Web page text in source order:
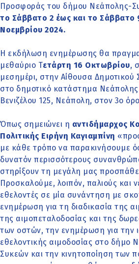
Προσφοράς του δήμου Νεάπολης-
το Σάββατο 2 έως και το Σάββατο
Νοεμβρίου 2024.
Η εκδήλωση ενημέρωσης θα
μεθαύριο Τετάρτη 16 Οκτωβρίου,
μεσημέρι, στην Αίθουσα Δημοτικού
στο δημοτικό κατάστημα
Βενιζέλου 125, Νεάπολη, στον 3ο
Όπως σημειώνει η αντιδήμαρχος
Πολιτικής Ειρήνη Καγιαμπίνη
με κάθε τρόπο να παρακινήσουμε
δυνατόν περισσότερους
στηρίξουν τη μεγάλη μας
Προσκαλούμε, λοιπόν, παλιούς και
εθελοντές σε μία συνάντηση με
ενημέρωση για τη διαδικασία της
της αιμοπεταλοδοσίας και της
των οστών, την ενημέρωση για την
εθελοντικής αιμοδοσίας στο δήμο
Συκεών και την κινητοποίηση των